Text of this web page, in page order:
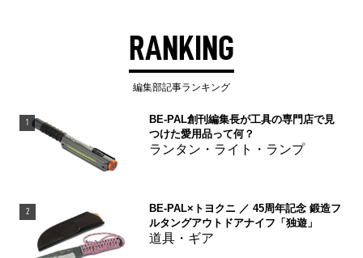
RANKING
編集部記事ランキング
1
BE-PAL創刊編集長が工具の専門店で見
つけた愛用品って何？
ランタン・ライト・ランプ
2
BE-PAL×トヨクニ ／ 45周年記念 鍛造フ
ルタングアウトドアナイフ「独遊」
道具・ギア